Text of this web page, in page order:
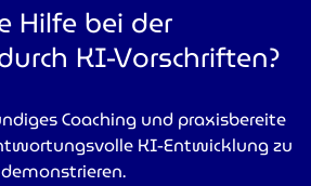
Hilfe bei der
KI-Vorschriften?
Coaching und praxisbereite
KI-Entwicklung zu